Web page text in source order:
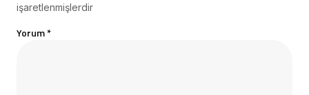
işaretlenmişlerdir
Yorum*